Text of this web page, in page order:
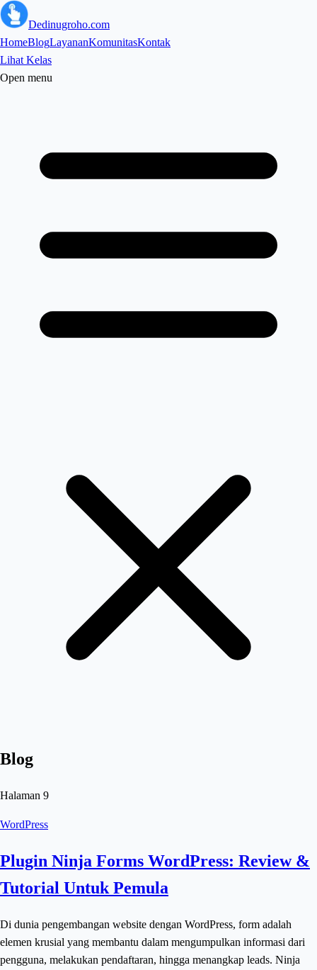
Dedinugroho.com
HomeBlogLayananKomunitasKontak
Lihat Kelas
Open menu
Blog
Halaman 9
WordPress
Plugin Ninja Forms WordPress: Review &
Tutorial Untuk Pemula
Di dunia pengembangan website dengan WordPress, form adalah
elemen krusial yang membantu dalam mengumpulkan informasi dari
pengguna, melakukan pendaftaran, hingga menangkap leads. Ninja